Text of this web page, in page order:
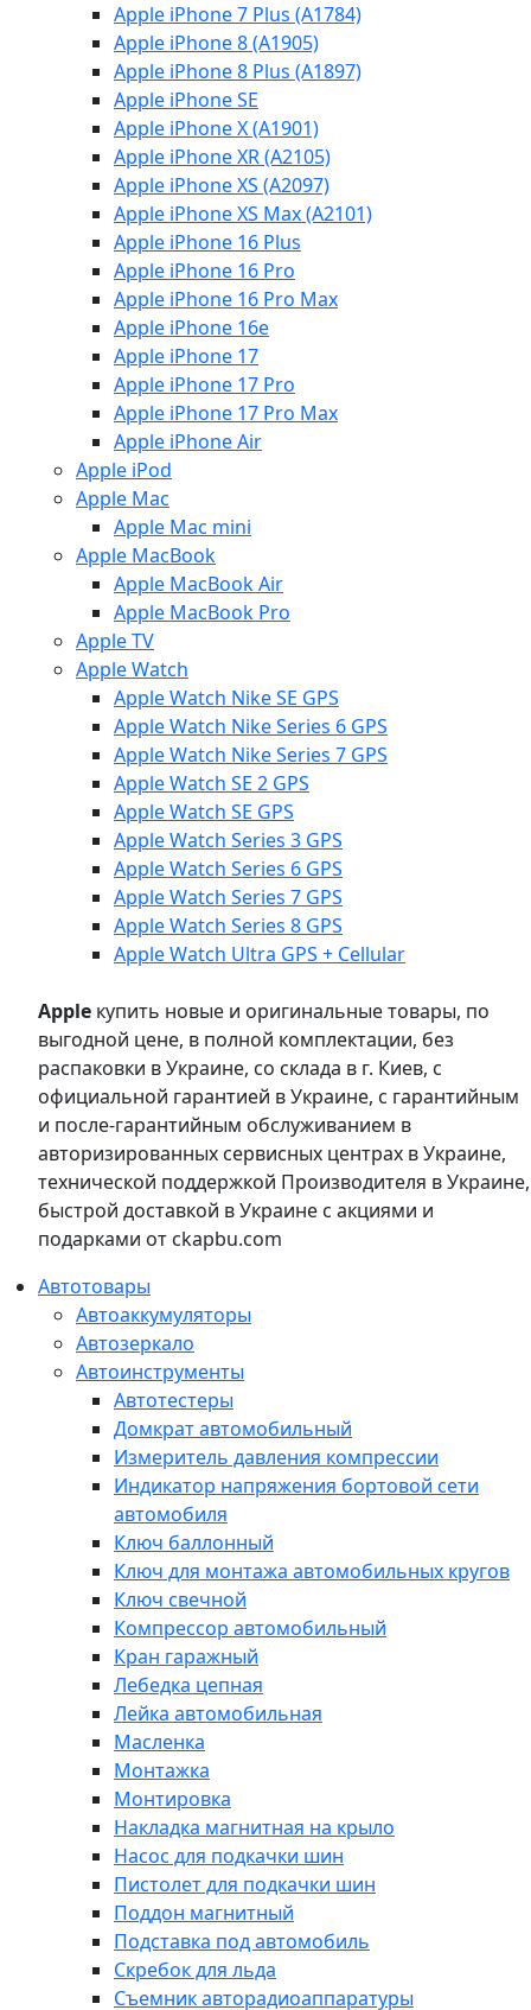
Apple iPhone 7 Plus (A1784)
Apple iPhone 8 (A1905)
Apple iPhone 8 Plus (A1897)
Apple iPhone SE
Apple iPhone X (A1901)
Apple iPhone XR (A2105)
Apple iPhone XS (A2097)
Apple iPhone XS Max (A2101)
Apple iPhone 16 Plus
Apple iPhone 16 Pro
Apple iPhone 16 Pro Max
Apple iPhone 16e
Apple iPhone 17
Apple iPhone 17 Pro
Apple iPhone 17 Pro Max
Apple iPhone Air
Apple iPod
Apple Mac
Apple Mac mini
Apple MacBook
Apple MacBook Air
Apple MacBook Pro
Apple TV
Apple Watch
Apple Watch Nike SE GPS
Apple Watch Nike Series 6 GPS
Apple Watch Nike Series 7 GPS
Apple Watch SE 2 GPS
Apple Watch SE GPS
Apple Watch Series 3 GPS
Apple Watch Series 6 GPS
Apple Watch Series 7 GPS
Apple Watch Series 8 GPS
Apple Watch Ultra GPS + Cellular
Apple купить новые и оригинальные товары, по
выгодной цене, в полной комплектации, без
распаковки в Украине, со склада в г. Киев, с
официальной гарантией в Украине, с гарантийным
и после-гарантийным обслуживанием в
авторизированных сервисных центрах в Украине,
технической поддержкой Производителя в Украине,
быстрой доставкой в Украине с акциями и
подарками от ckapbu.com
Автотовары
Автоаккумуляторы
Автозеркало
Автоинструменты
Автотестеры
Домкрат автомобильный
Измеритель давления компрессии
Индикатор напряжения бортовой сети
автомобиля
Ключ баллонный
Ключ для монтажа автомобильных кругов
Ключ свечной
Компрессор автомобильный
Кран гаражный
Лебедка цепная
Лейка автомобильная
Масленка
Монтажка
Монтировка
Накладка магнитная на крыло
Насос для подкачки шин
Пистолет для подкачки шин
Поддон магнитный
Подставка под автомобиль
Скребок для льда
Съемник авторадиоаппаратуры